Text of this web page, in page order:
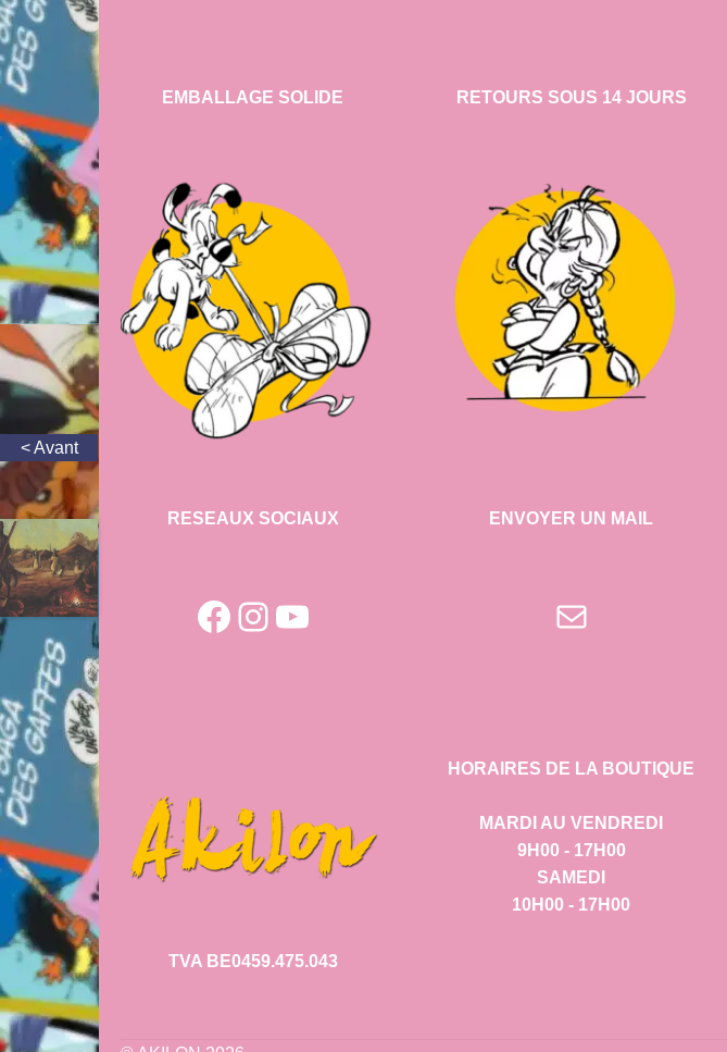
EMBALLAGE SOLIDE
RESEAUX SOCIAUX
Facebook
Instagram
YouTube
TVA BE0459.475.043
RETOURS SOUS 14 JOURS
ENVOYER UN MAIL
E-mail
HORAIRES DE LA BOUTIQUE
MARDI AU VENDREDI
9H00 - 17H00
SAMEDI
10H00 - 17H00